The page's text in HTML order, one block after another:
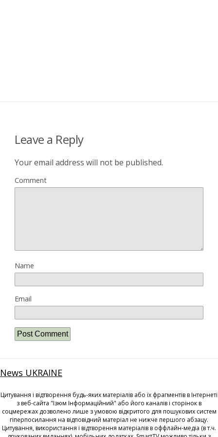
Leave a Reply
Your email address will not be published.
Comment
Name
Email
News UKRAINE
Цитування і відтворення будь-яких матеріалів або їх фрагментів в Інтернеті
з веб-сайта "Ізюм Інформаційний" або його каналів і сторінок в
соцмережах дозволено лише з умовою відкритого для пошукових систем
гіперпосилання на відповідний матеріал не нижче першого абзацу.
Цитування, використання і відтворення матеріалів в оффлайн-медіа (в т.ч.